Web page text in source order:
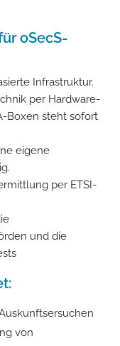
oSecS-
Infrastruktur.
per Hardware-
Boxen steht sofort
eigene
per ETSI-
und die
von